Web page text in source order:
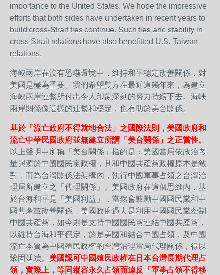
importance to the United States. We hope the impressive
efforts that both sides have undertaken in recent years to
build cross-Strait ties continue. Such ties and stability in
cross-Strait relations have also benefitted U.S.-Taiwan
relations.
海峽兩岸在沒有恐嚇環境中，維持和平穩定改善關係，對
美國是極為重要。我們希望雙方在最近這幾年來，為建立
海峽兩岸連繫所付出令人印象深刻的努力持續下去。海峽
兩岸關係像這樣的連繫和穩定，也有助於美台關係。
基於「流亡政府不得就地合法」之國際法則，美國政府和
流亡中華民國政府並無建立所謂「美台關係」之正當性。
以上聲明中所稱「美台關係」指的是：美國當局依政治考
量與源於中國國民黨政權，其和中國共產黨政權原本是敵
對，而為台灣關係法架構內，執行中國軍事占領之台灣治
理局所建立之「代理關係」。美國政府在這個思維內，基
於台海和平是「美國利益」，當然會鼓勵中國國民黨和中
國共產黨改善關係。美國政府過去是利用中國國民黨牽制
中國共產黨，如今則是支持中國國民黨連結中國共產黨，
以維持台海和平穩定，於是美國和結合中國占領，及中國
流亡本質為中國殖民政權的台灣治理當局代理關係，得以
鞏固延續。 美國認可中國殖民政權在日本台灣長期代理占
領，實際上，等同縱容永久占領而違反「軍事占領不得移